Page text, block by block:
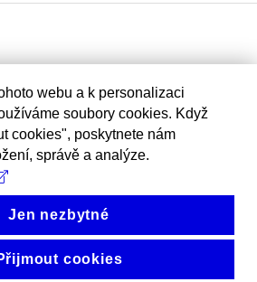
webu a k personalizaci
soubory cookies. Když
cookies", poskytnete nám
správě a analýze.
Jen nezbytné
cookies